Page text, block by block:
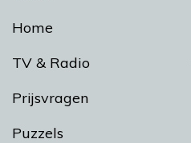
Home
TV & Radio
Prijsvragen
Puzzels